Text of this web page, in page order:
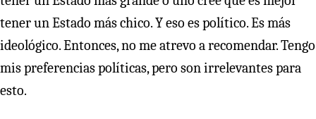
tener un Estado más chico. Y eso es político. Es más
ideológico. Entonces, no me atrevo a recomendar. Tengo
mis preferencias políticas, pero son irrelevantes para
esto.